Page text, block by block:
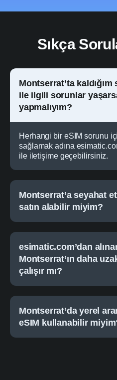
Sıkça
Montserrat’ta
ile ilgili sorunlar
yapmalıyım?
Herhangi bir eSIM sorunu
sağlamak adına
ile iletişime geçebilirsiniz.
Montserrat’a seyahat
satın alabilir miyim?
esimatic.com’dan
Montserrat’ın daha
çalışır mı?
Montserrat’da yerel
eSIM kullanabilir